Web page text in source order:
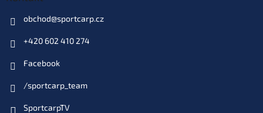
obchod@sportcarp.cz
+420 602 410 274
Facebook
/sportcarp_team
SportcarpTV